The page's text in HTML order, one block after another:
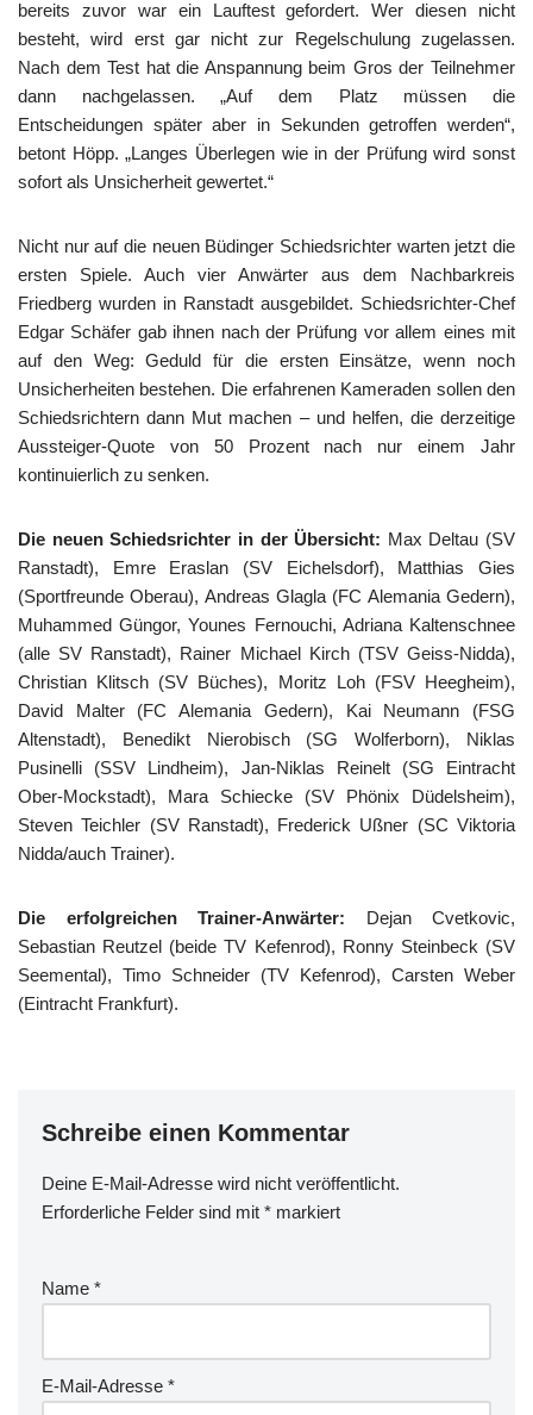
bereits zuvor war ein Lauftest gefordert. Wer diesen nicht
besteht, wird erst gar nicht zur Regelschulung zugelassen.
Nach dem Test hat die Anspannung beim Gros der Teilnehmer
dann nachgelassen. „Auf dem Platz müssen die
Entscheidungen später aber in Sekunden getroffen werden“,
betont Höpp. „Langes Überlegen wie in der Prüfung wird sonst
sofort als Unsicherheit gewertet.“
Nicht nur auf die neuen Büdinger Schiedsrichter warten jetzt die
ersten Spiele. Auch vier Anwärter aus dem Nachbarkreis
Friedberg wurden in Ranstadt ausgebildet. Schiedsrichter-Chef
Edgar Schäfer gab ihnen nach der Prüfung vor allem eines mit
auf den Weg: Geduld für die ersten Einsätze, wenn noch
Unsicherheiten bestehen. Die erfahrenen Kameraden sollen den
Schiedsrichtern dann Mut machen – und helfen, die derzeitige
Aussteiger-Quote von 50 Prozent nach nur einem Jahr
kontinuierlich zu senken.
Die neuen Schiedsrichter in der Übersicht: Max Deltau (SV
Ranstadt), Emre Eraslan (SV Eichelsdorf), Matthias Gies
(Sportfreunde Oberau), Andreas Glagla (FC Alemania Gedern),
Muhammed Güngor, Younes Fernouchi, Adriana Kaltenschnee
(alle SV Ranstadt), Rainer Michael Kirch (TSV Geiss-Nidda),
Christian Klitsch (SV Büches), Moritz Loh (FSV Heegheim),
David Malter (FC Alemania Gedern), Kai Neumann (FSG
Altenstadt), Benedikt Nierobisch (SG Wolferborn), Niklas
Pusinelli (SSV Lindheim), Jan-Niklas Reinelt (SG Eintracht
Ober-Mockstadt), Mara Schiecke (SV Phönix Düdelsheim),
Steven Teichler (SV Ranstadt), Frederick Ußner (SC Viktoria
Nidda/auch Trainer).
Die erfolgreichen Trainer-Anwärter:
Dejan Cvetkovic,
Sebastian Reutzel (beide TV Kefenrod), Ronny Steinbeck (SV
Seemental), Timo Schneider (TV Kefenrod), Carsten Weber
(Eintracht Frankfurt).
Schreibe einen Kommentar
Deine E-Mail-Adresse wird nicht veröffentlicht.
Erforderliche Felder sind mit * markiert
Name *
E-Mail-Adresse *